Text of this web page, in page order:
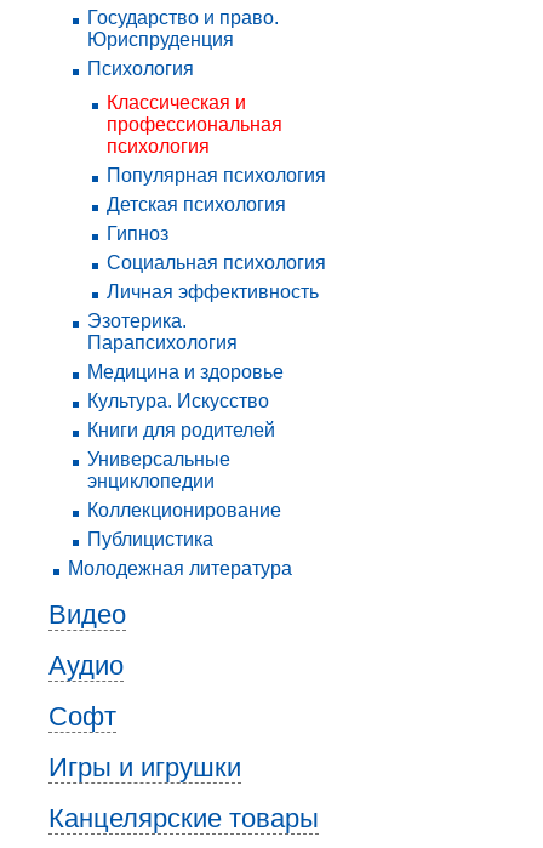
Государство и право.
Юриспруденция
Психология
Классическая и
профессиональная
психология
Популярная психология
Детская психология
Гипноз
Социальная психология
Личная эффективность
Эзотерика.
Парапсихология
Медицина и здоровье
Культура. Искусство
Книги для родителей
Универсальные
энциклопедии
Коллекционирование
Публицистика
Молодежная литература
Видео
Аудио
Софт
Игры и игрушки
Канцелярские товары